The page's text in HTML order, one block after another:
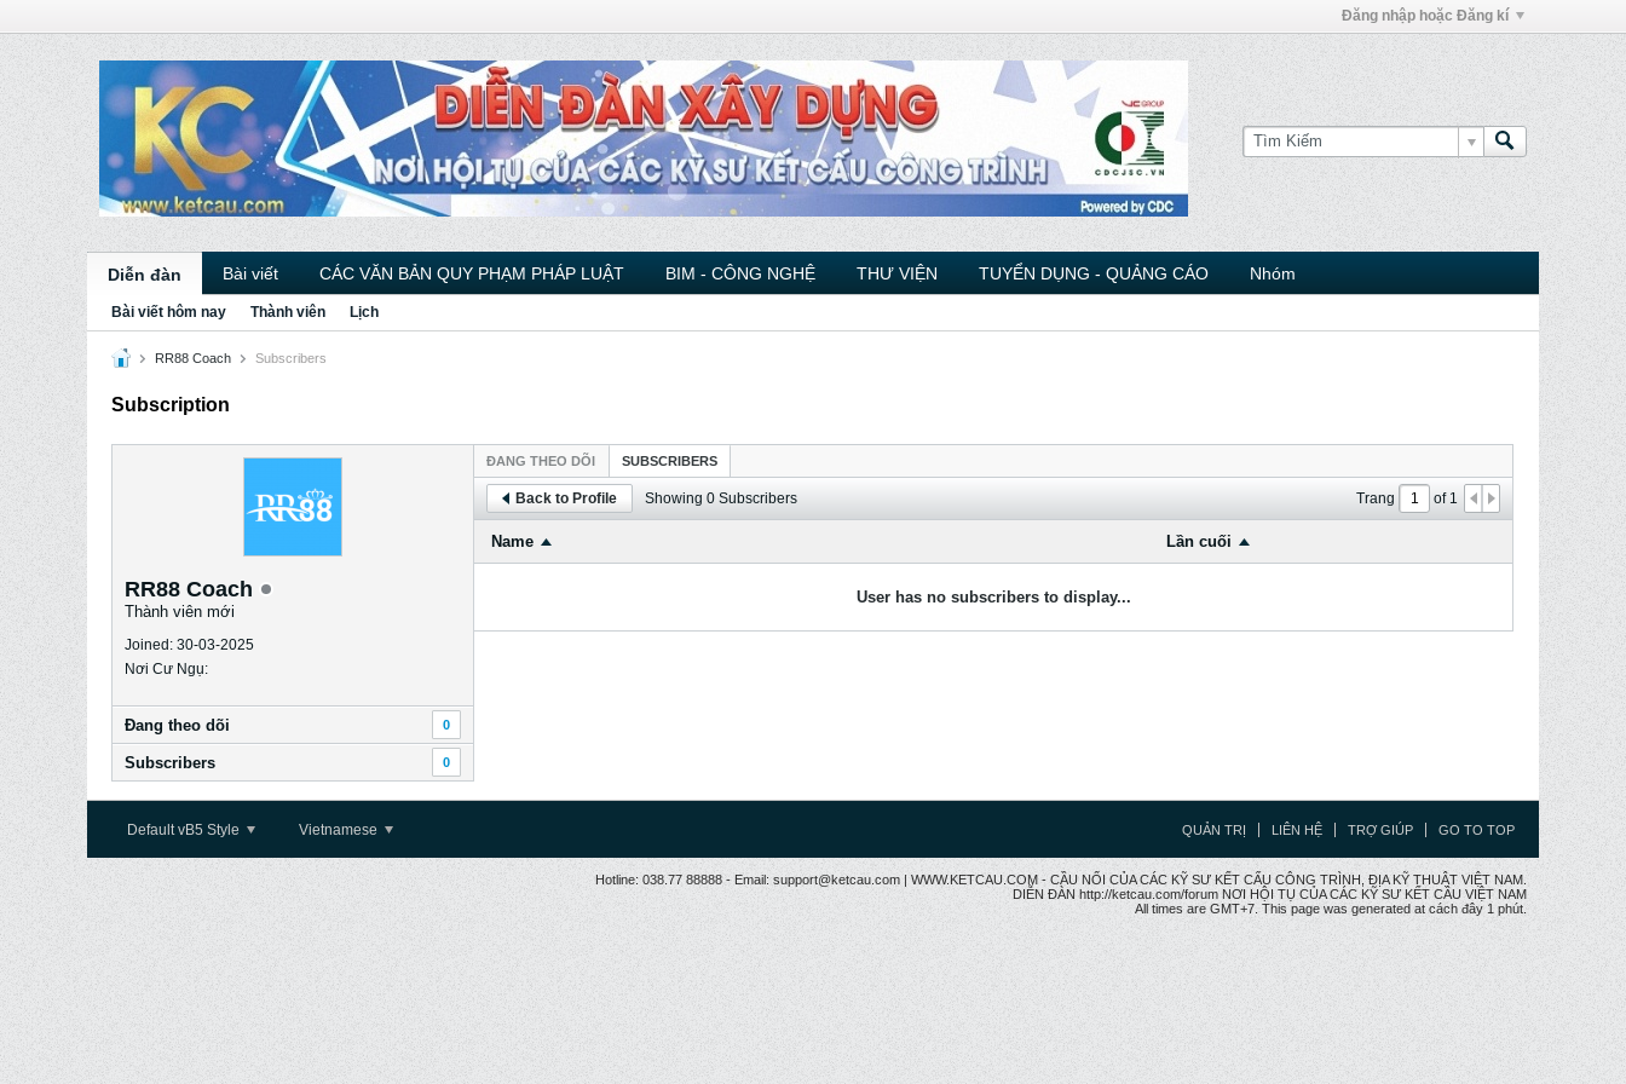
Đăng nhập hoặc Đăng kí
Diễn đàn Bài viết CÁC VĂN BẢN QUY PHẠM PHÁP LUẬT BIM - CÔNG NGHỆ THƯ VIỆN TUYỂN DỤNG - QUẢNG CÁO Nhóm
Bài viết hôm nay Thành viên Lịch
RR88 Coach Subscribers
Subscription
RR88 Coach
Thành viên mới
Joined: 30-03-2025
Nơi Cư Ngụ:
Ðang theo dõi 0
Subscribers 0
ÐANG THEO DÕI SUBSCRIBERS
Back to Profile Showing 0 Subscribers Trang of1
Name Lần cuối
User has no subscribers to display...
Default vB5 Style Vietnamese QUẢN TRỊ LIÊN HỆ TRỢ GIÚP GO TO TOP
Hotline: 038.77 88888 - Email: support@ketcau.com | WWW.KETCAU.COM - CẦU NỐI CỦA CÁC KỸ SƯ KẾT CẤU CÔNG TRÌNH, ĐỊA KỸ THUẬT VIỆT NAM.
DIỄN ĐÀN http://ketcau.com/forum NƠI HỘI TỤ CỦA CÁC KỸ SƯ KẾT CÂU VIỆT NAM
All times are GMT+7. This page was generated at cách đây 1 phút.